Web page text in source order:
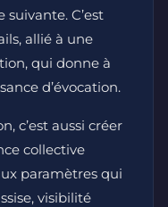
C’est
allié à une
qui donne à
d’évocation.
c’est aussi créer
collective
paramètres qui
visibilité